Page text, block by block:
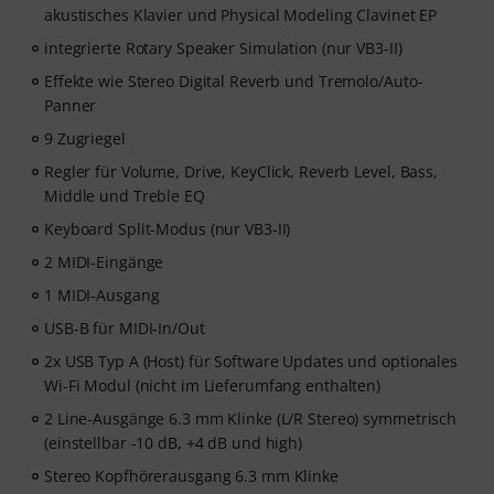
akustisches Klavier und Physical Modeling Clavinet EP
integrierte Rotary Speaker Simulation (nur VB3-II)
Effekte wie Stereo Digital Reverb und Tremolo/Auto-
Panner
9 Zugriegel
Regler für Volume, Drive, KeyClick, Reverb Level, Bass,
Middle und Treble EQ
Keyboard Split-Modus (nur VB3-II)
2 MIDI-Eingänge
1 MIDI-Ausgang
USB-B für MIDI-In/Out
2x USB Typ A (Host) für Software Updates und optionales
Wi-Fi Modul (nicht im Lieferumfang enthalten)
2 Line-Ausgänge 6.3 mm Klinke (L/R Stereo) symmetrisch
(einstellbar -10 dB, +4 dB und high)
Stereo Kopfhörerausgang 6.3 mm Klinke